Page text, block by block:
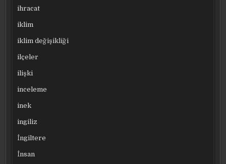
ihracat
iklim
iklim değişikliği
ilçeler
ilişki
inceleme
inek
ingiliz
İngiltere
İnsan